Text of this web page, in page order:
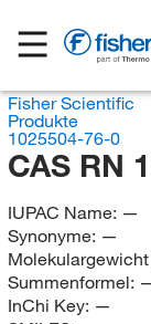
Fisher Scientific
Produkte
1025504-76-0
CAS RN
IUPAC Name: —
Synonyme: —
Summenformel:
InChi Key: —